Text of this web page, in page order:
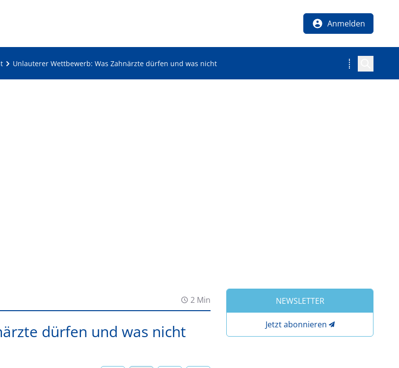
Anmelden
Unlauterer Wettbewerb: Was Zahnärzte dürfen und was nicht
2 Min
dürfen und was nicht
NEWSLETTER
Jetzt abonnieren